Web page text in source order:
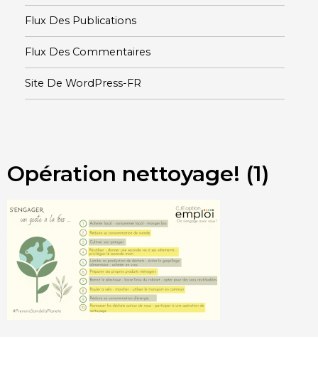
Flux Des Publications
Flux Des Commentaires
Site De WordPress-FR
Opération nettoyage! (1)